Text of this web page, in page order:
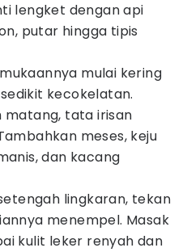
lengket dengan api
putar hingga tipis
mulai kering
kecokelatan.
matang, tata irisan
meses, keju
dan kacang
lingkaran, tekan
menempel. Masak
kulit leker renyah dan